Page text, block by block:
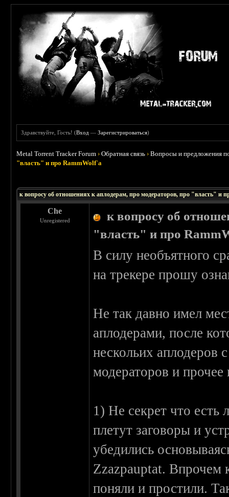
Здравствуйте, Гость! (Вход —Зарегистрироваться)
Metal Torrent Tracker Forum ›Обратная связь ›Вопросы и предложения
"власть" и про RammWolf`а
к вопросу об отношениях к аплодерам, про модераторов, про "власть" и
Che
Unregistered
к вопросу об
"власть" и про
В силу необъятного
на трекере прошу
Не так давно имел
аплодерами, после
нескольих аплодеров
модераторов и
1) Не секрет что есть
плетут заговоры и
убедились
Zzazpauptat. Впрочем
поняли и простили.